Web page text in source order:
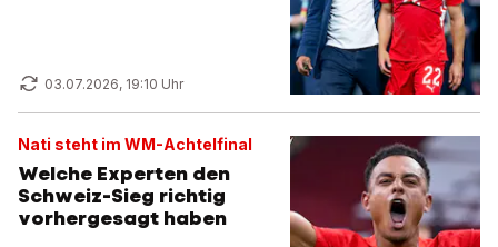
03.07.2026, 19:10 Uhr
Nati steht im WM-Achtelfinal
Welche Experten den
Schweiz-Sieg richtig
vorhergesagt haben